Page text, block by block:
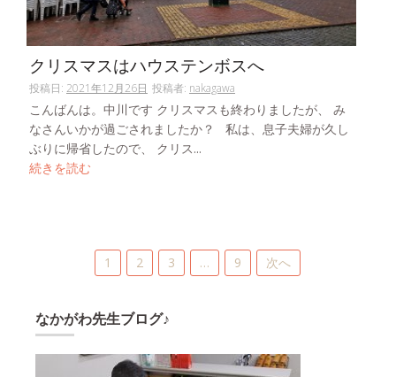
クリスマスはハウステンボスへ
投稿日: 2021年12月26日 投稿者: nakagawa
こんばんは。中川です クリスマスも終わりましたが、 み
なさんいかが過ごされましたか？ 私は、息子夫婦が久し
ぶりに帰省したので、 クリス...
続きを読む
の
ペ
1 2 3 … 9 次へ
なかがわ先生ブログ♪